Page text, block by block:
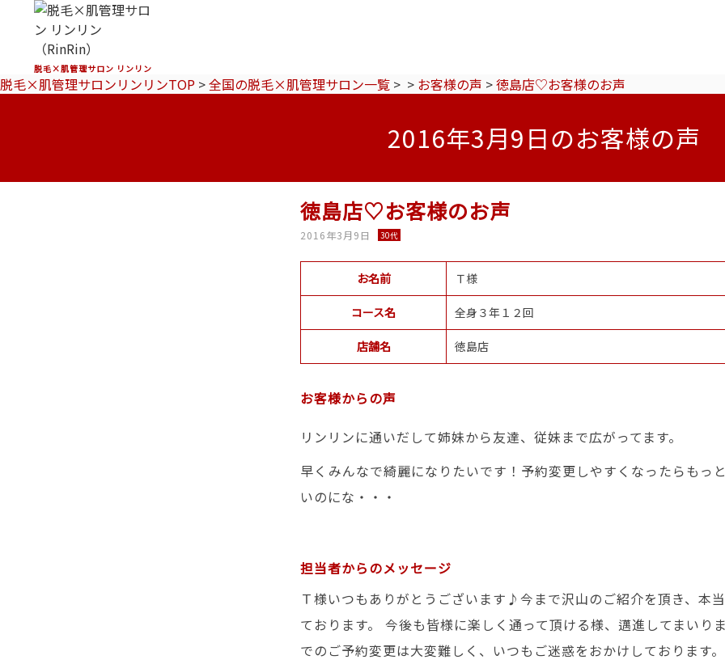
脱毛×肌管理サロン リンリン
脱毛×肌管理サロンリンリンTOP >全国の脱毛×肌管理サロン一覧 > > お客様の声 >徳島店♡お客様のお声
2016年3月9日のお客様の声
徳島店♡お客様のお声
2016年3月9日 30代
お名前 Ｔ様
コース名 全身３年１２回
店舗名 徳島店
お客様からの声
リンリンに通いだして姉妹から友達、従妹まで広がってます。
早くみんなで綺麗になりたいです！予約変更しやすくなったらもっ
いのにな・・・
担当者からのメッセージ
Ｔ様いつもありがとうございます♪今まで沢山のご紹介を頂き、本
ております。 今後も皆様に楽しく通って頂ける様、邁進してまいり
でのご予約変更は大変難しく、いつもご迷惑をおかけしております